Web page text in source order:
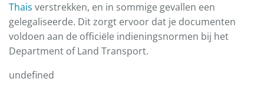
Thais verstrekken, en in sommige gevallen een
gelegaliseerde. Dit zorgt ervoor dat je documenten
voldoen aan de officiële indieningsnormen bij het
Department of Land Transport.
undefined